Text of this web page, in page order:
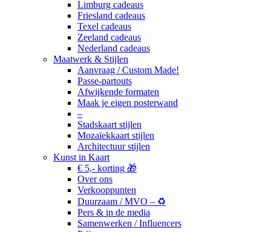
Limburg cadeaus
Friesland cadeaus
Texel cadeaus
Zeeland cadeaus
Nederland cadeaus
Maatwerk & Stijlen
Aanvraag / Custom Made!
Passe-partouts
Afwijkende formaten
Maak je eigen posterwand
–
Stadskaart stijlen
Mozaïekkaart stijlen
Architectuur stijlen
Kunst in Kaart
€ 5,- korting 🎁
Over ons
Verkooppunten
Duurzaam / MVO – ♻️
Pers & in de media
Samenwerken / Influencers